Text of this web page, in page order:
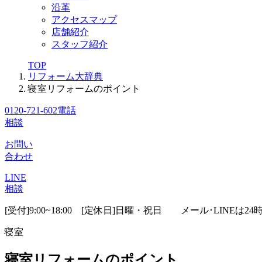
沿革
アクセスマップ
店舗紹介
スタッフ紹介
TOP
リフォーム大辞典
寝室リフォームのポイント
0120-721-602電話
相談
お問い
合わせ
LINE
相談
[受付]9:00~18:00 [定休日]日曜・祝日 メール･LINEは24時
寝室